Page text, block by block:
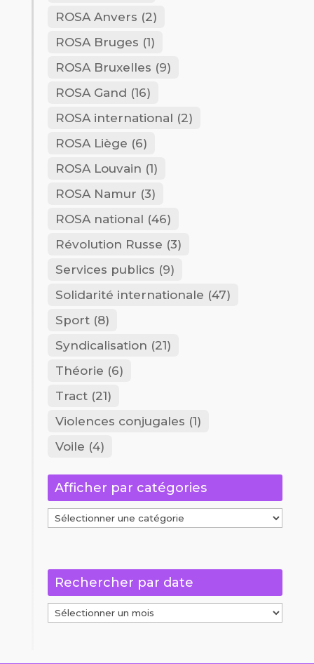
ROSA Anvers (2)
ROSA Bruges (1)
ROSA Bruxelles (9)
ROSA Gand (16)
ROSA international (2)
ROSA Liège (6)
ROSA Louvain (1)
ROSA Namur (3)
ROSA national (46)
Révolution Russe (3)
Services publics (9)
Solidarité internationale (47)
Sport(8)
Syndicalisation (21)
Théorie (6)
Tract(21)
Violences conjugales (1)
Voile (4)
Afficher par catégories
Afficher
par
Rechercher par date
Rechercher
par